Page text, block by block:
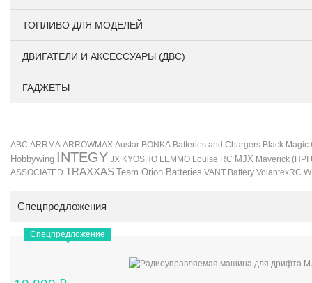
ТОПЛИВО ДЛЯ МОДЕЛЕЙ
ДВИГАТЕЛИ И АКСЕССУАРЫ (ДВС)
ГАДЖЕТЫ
ABC ARRMA ARROWMAX Austar BONKA Batteries and Chargers Black Magic
Hobbywing INTEGY JX KYOSHO LEMMO Louise RC MJX Maverick (HPI
ASSOCIATED TRAXXAS Team Orion Batteries VANT Battery VolantexRC
Спецпредложения
Спецпредложение